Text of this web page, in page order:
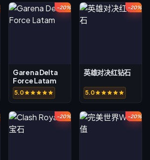
-20%
Garena Delta
Force Latam
5.0
-20%
英雄对决红钻石
5.0
-20% -20%